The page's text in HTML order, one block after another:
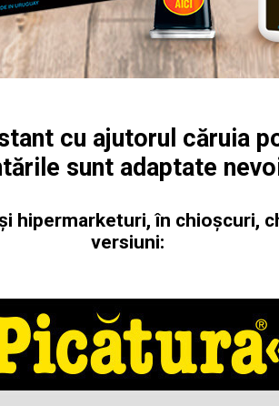
cu ajutorul căruia
sunt adaptate
hipermarketuri, în chioșcuri,
versiuni: